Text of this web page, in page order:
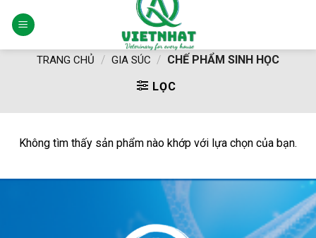
TRANG CHỦ / GIA SÚC / CHẾ PHẨM SINH HỌC
LỌC
Không tìm thấy sản phẩm nào khớp với lựa chọn của bạn.